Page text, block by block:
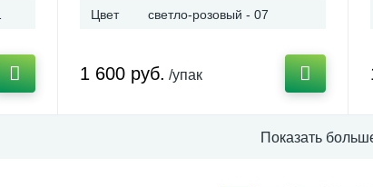
Цвет светло-розовый - 07
1 600 руб. /упак
Показать